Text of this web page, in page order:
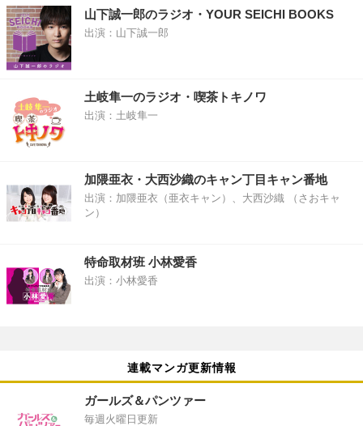
山下誠一郎のラジオ・YOUR SEICHI BOOKS
出演：山下誠一郎
土岐隼一のラジオ・喫茶トキノワ
出演：土岐隼一
加隈亜衣・大西沙織のキャン丁目キャン番地
出演：加隈亜衣（亜衣キャン）、大西沙織 （さおキャ
ン）
特命取材班 小林愛香
出演：小林愛香
連載マンガ更新情報
ガールズ＆パンツァー
毎週火曜日更新